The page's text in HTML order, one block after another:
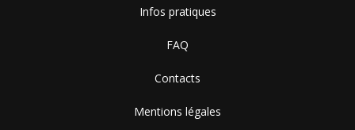
Infos pratiques
FAQ
Contacts
Mentions légales